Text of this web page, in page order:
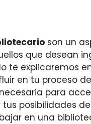
son un
que desean
te explicaremos
en tu proceso
para
posibilidades
en una